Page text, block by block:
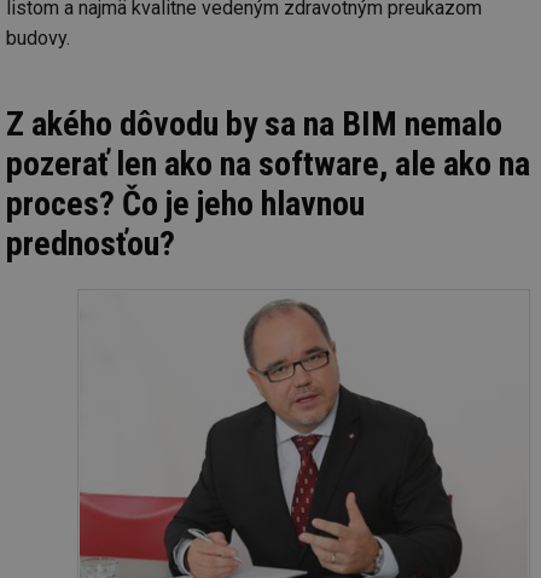
listom a najmä kvalitne vedeným zdravotným preukazom
budovy.
Z akého dôvodu by sa na BIM nemalo
pozerať len ako na software, ale ako na
proces? Čo je jeho hlavnou
prednosťou?